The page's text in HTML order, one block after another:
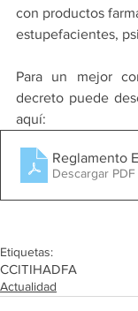
con productos
estupefacientes,
Para un mejor
decreto puede
aquí:
Reglamento
Descargar PDF
Etiquetas:
CCITIHADFA
Actualidad